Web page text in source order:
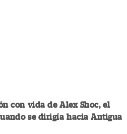
con vida de Alex Shoc, el
se dirigía hacia Antigua